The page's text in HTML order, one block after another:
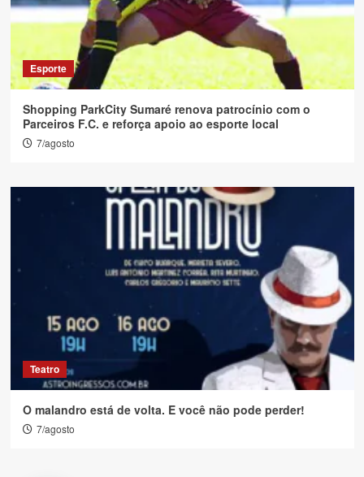
Esporte
Shopping ParkCity Sumaré renova patrocínio com o
Parceiros F.C. e reforça apoio ao esporte local
7/agosto
Teatro
O malandro está de volta. E você não pode perder!
7/agosto